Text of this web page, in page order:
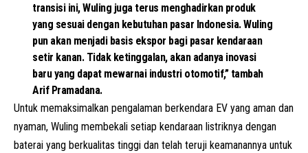
transisi ini, Wuling juga terus menghadirkan produk
yang sesuai dengan kebutuhan pasar Indonesia. Wuling
pun akan menjadi basis ekspor bagi pasar kendaraan
setir kanan. Tidak ketinggalan, akan adanya inovasi
baru yang dapat mewarnai industri otomotif,” tambah
Arif Pramadana.
Untuk memaksimalkan pengalaman berkendara EV yang aman dan
nyaman, Wuling membekali setiap kendaraan listriknya dengan
baterai yang berkualitas tinggi dan telah teruji keamanannya untuk